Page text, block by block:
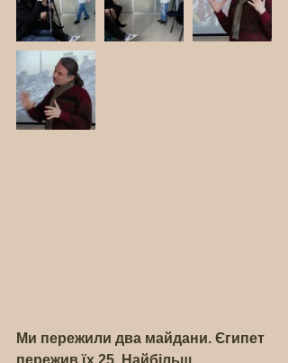
Ми пережили два майдани. Єгипет
пережив їх 25. Найбільш